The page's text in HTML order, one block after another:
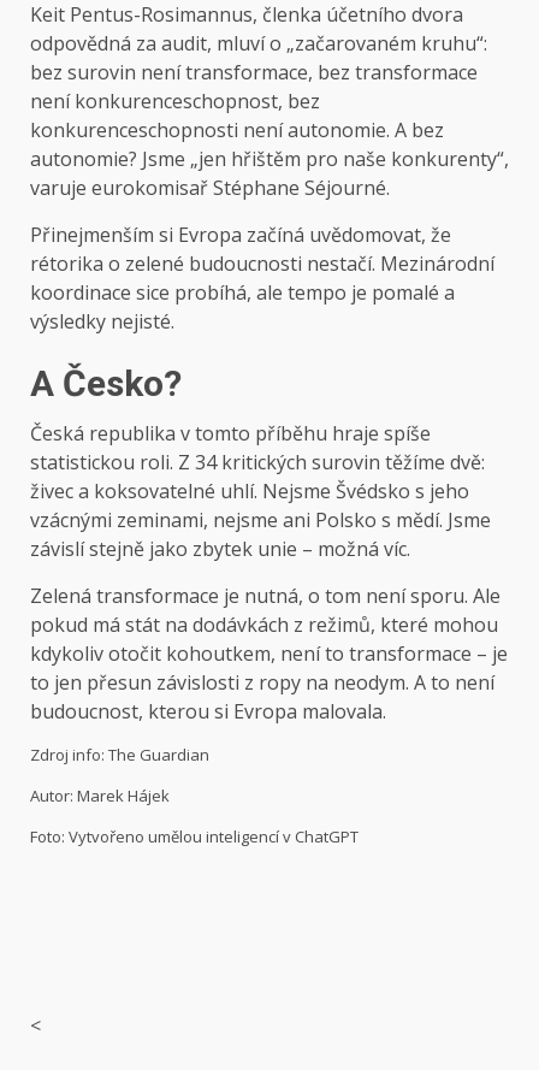
Keit Pentus-Rosimannus, členka účetního dvora
odpovědná za audit, mluví o „začarovaném kruhu“:
bez surovin není transformace, bez transformace
není konkurenceschopnost, bez
konkurenceschopnosti není autonomie. A bez
autonomie? Jsme „jen hřištěm pro naše konkurenty“,
varuje eurokomisař Stéphane Séjourné.
Přinejmenším si Evropa začíná uvědomovat, že
rétorika o zelené budoucnosti nestačí. Mezinárodní
koordinace sice probíhá, ale tempo je pomalé a
výsledky nejisté.
A Česko?
Česká republika v tomto příběhu hraje spíše
statistickou roli. Z 34 kritických surovin těžíme dvě:
živec a koksovatelné uhlí. Nejsme Švédsko s jeho
vzácnými zeminami, nejsme ani Polsko s mědí. Jsme
závislí stejně jako zbytek unie – možná víc.
Zelená transformace je nutná, o tom není sporu. Ale
pokud má stát na dodávkách z režimů, které mohou
kdykoliv otočit kohoutkem, není to transformace – je
to jen přesun závislosti z ropy na neodym. A to není
budoucnost, kterou si Evropa malovala.
Zdroj info: The Guardian
Autor: Marek Hájek
Foto: Vytvořeno umělou inteligencí v ChatGPT
<